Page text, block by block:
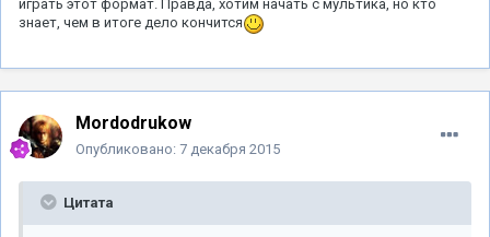
играть этот формат. Правда, хотим начать с мультика, но кто
знает, чем в итоге дело кончится
Mordodrukow
Опубликовано: 7 декабря 2015
Цитата